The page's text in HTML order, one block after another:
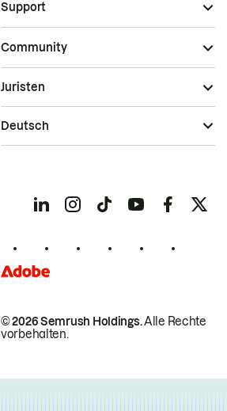
Support
Community
© 2026 Semrush Holdings.Alle Rechte
vorbehalten.
Juristen
Deutsch